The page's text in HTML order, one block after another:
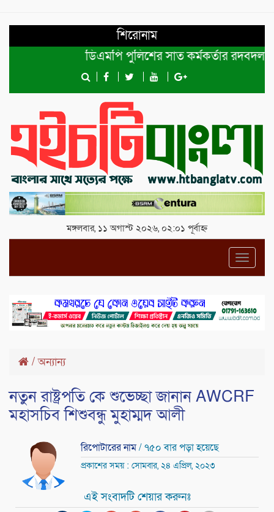
শিরোনাম
ডিএমপি পুলিশের সাত কর্মকর্তার রদবদল।
মঙ্গলবার, ১১ অগাস্ট ২০২৬, ০২:০১ পূর্বাহ্ন
/অন্যান্য
নতুন রাষ্ট্রপতি কে শুভেচ্ছা জানান AWCRF
মহাসচিব শিশুবন্ধু মুহাম্মদ আলী
রিপোটারের নাম/ ৭৫০ বার পড়া হয়েছে
প্রকাশের সময় : সোমবার, ২৪ এপ্রিল, ২০২৩
এই সংবাদটি শেয়ার করুনঃ